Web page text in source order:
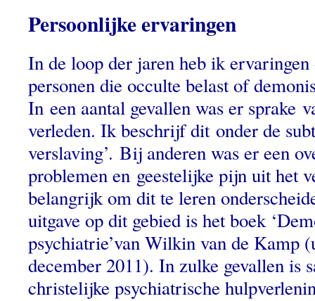
Persoonlijke ervaringen
In de loop der jaren heb ik ervaringen
personen die occulte belast of
In een aantal gevallen was er sprake
verleden. Ik beschrijf dit onder de
verslaving’. Bij anderen was er een
problemen en geestelijke pijn uit het
belangrijk om dit te leren
uitgave op dit gebied is het boek
psychiatrie’van Wilkin van de Kamp
december 2011). In zulke gevallen is
christelijke psychiatrische